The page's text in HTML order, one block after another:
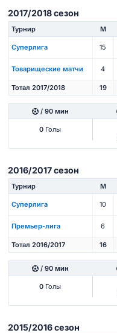
2017/2018 сезон
Турнир М
Суперлига 15
Товарищеские матчи 4
Тотал 2017/2018 19
/ 90 мин
0 Голы
2016/2017 сезон
Турнир М
Суперлига 10
Премьер-лига 6
Тотал 2016/2017 16
/ 90 мин
0 Голы
2015/2016 сезон